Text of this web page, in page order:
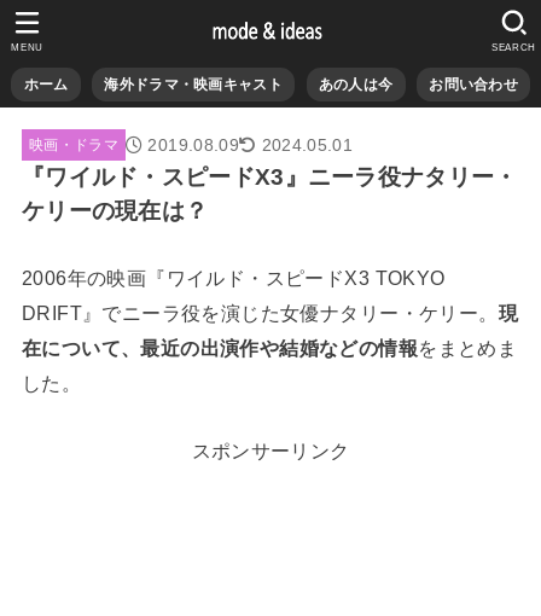
ホーム 海外ドラマ・映画キャスト あの人は今 お問い合わせ
SEARCH
MENU
映画・ドラマ 2019.08.09 2024.05.01
『ワイルド・スピードX3』ニーラ役ナタリー・
ケリーの現在は？
2006年の映画『ワイルド・スピードX3 TOKYO
DRIFT』でニーラ役を演じた女優ナタリー・ケリー。 現
在について、最近の出演作や結婚などの情報をまとめま
した。
スポンサーリンク